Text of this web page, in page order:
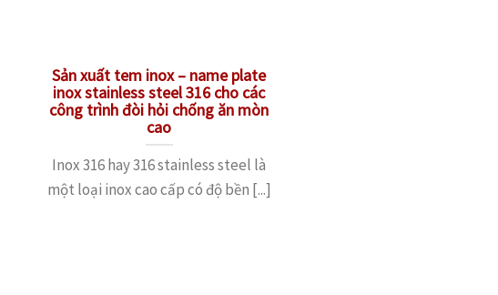
Sản xuất tem inox – name plate
inox stainless steel 316 cho các
công trình đòi hỏi chống ăn mòn
cao
Inox 316 hay 316 stainless steel là
một loại inox cao cấp có độ bền [...]